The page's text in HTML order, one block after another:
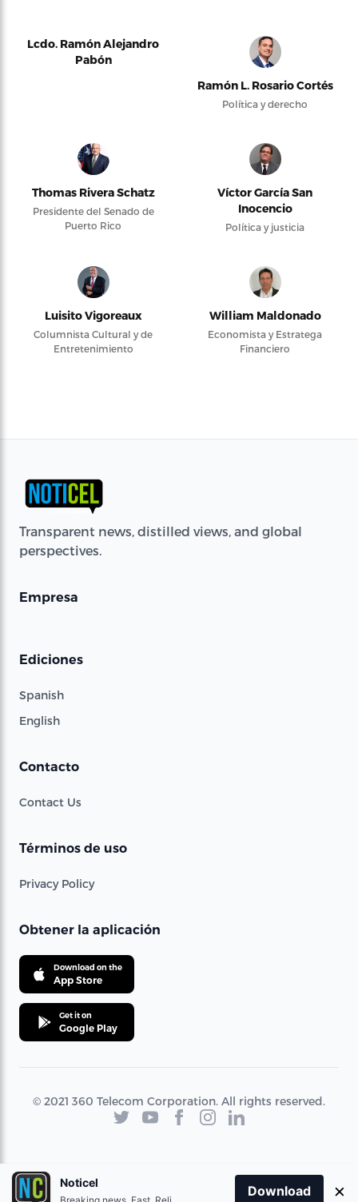
Lcdo. Ramón Alejandro
Pabón
Ramón L. Rosario Cortés
Política y derecho
Thomas Rivera Schatz
Presidente del Senado de
Puerto Rico
Víctor García San
Inocencio
Política y justicia
Luisito Vigoreaux
Columnista Cultural y de
Entretenimiento
William Maldonado
Economista y Estratega
Financiero
Transparent news, distilled views, and global
perspectives.
Empresa
Ediciones
Spanish
English
Contacto
Contact Us
Términos de uso
Privacy Policy
Obtener la aplicación
Download on the
App Store
Get it on
Google Play
© 2021 360 Telecom Corporation. All rights reserved.
Noticel
Download ×